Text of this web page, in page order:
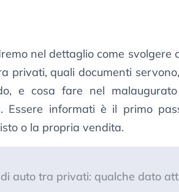
nel dettaglio come svolgere
privati, quali documenti
e cosa fare nel
Essere informati è il primo
o la propria vendita.
auto tra privati: qualche dato